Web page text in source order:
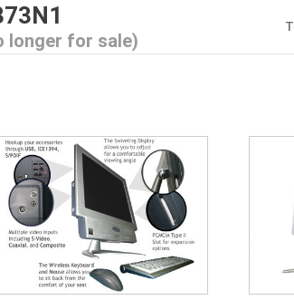
longer for sale)